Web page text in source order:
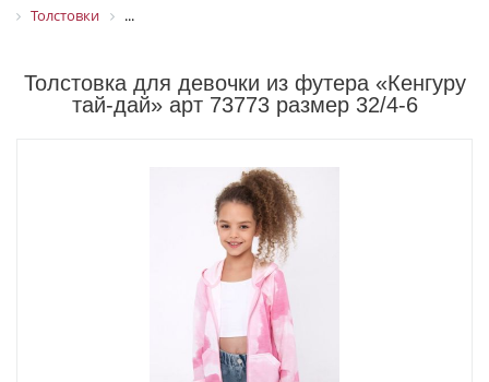
Толстовки
...
Толстовка для девочки из футера «Кенгуру
тай-дай» арт 73773 размер 32/4-6